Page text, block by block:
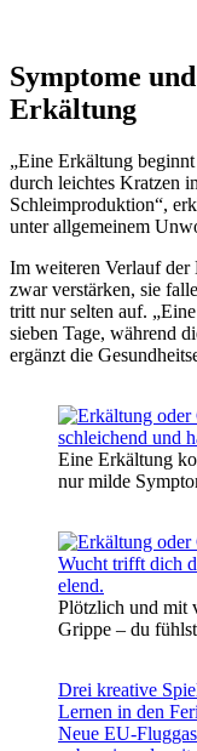
Symptome
Erkältung
„Eine Erkältung
durch leichtes Kratzen
Schleimproduktion“,
unter allgemeinem
Im weiteren Verlauf der
zwar verstärken, sie
tritt nur selten auf.
sieben Tage, während
ergänzt die
Eine Erkältung
nur milde
Plötzlich und mit
Grippe – du
Drei kreative
Lernen in den
Neue EU-